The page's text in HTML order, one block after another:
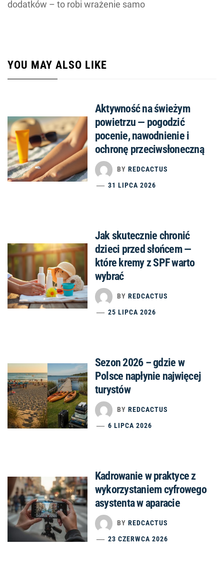
dodatków – to robi wrażenie samo
YOU MAY ALSO LIKE
Aktywność na świeżym
powietrzu — pogodzić
pocenie, nawodnienie i
ochronę przeciwsłoneczną
BY REDCACTUS
31 LIPCA 2026
Jak skutecznie chronić
dzieci przed słońcem —
które kremy z SPF warto
wybrać
BY REDCACTUS
25 LIPCA 2026
Sezon 2026 – gdzie w
Polsce napłynie najwięcej
turystów
BY REDCACTUS
6 LIPCA 2026
Kadrowanie w praktyce z
wykorzystaniem cyfrowego
asystenta w aparacie
BY REDCACTUS
23 CZERWCA 2026